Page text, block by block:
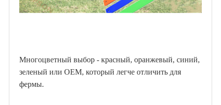
Многоцветный выбор - красный, оранжевый, синий,
зеленый или OEM, который легче отличить для
фермы.